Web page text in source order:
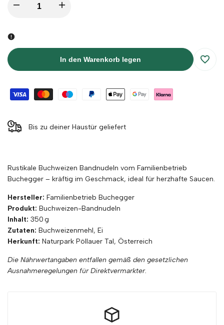
Menge
Buchweizen
-
Familienbetrieb
verringern
Menge
erhöhen
In den Warenkorb legen
Bis zu deiner Haustür geliefert
Rustikale Buchweizen Bandnudeln vom Familienbetrieb
Buchegger – kräftig im Geschmack, ideal für herzhafte Saucen.
Hersteller: Familienbetrieb Buchegger
Produkt: Buchweizen-Bandnudeln
Inhalt: 350 g
Zutaten: Buchweizenmehl, Ei
Herkunft: Naturpark Pöllauer Tal, Österreich
Die Nährwertangaben entfallen gemäß den gesetzlichen
Ausnahmeregelungen für Direktvermarkter.